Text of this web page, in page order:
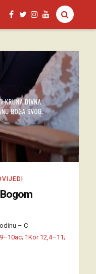
– C
1Kor 12,4–11;